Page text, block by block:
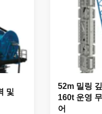
및
52m 밀링
160t 운영
어